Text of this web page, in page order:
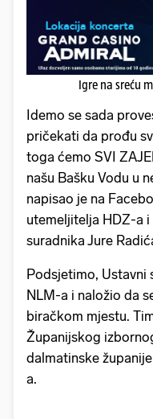
Igre na sreću
Idemo se sada
pričekati da prođu
toga ćemo SVI
našu Bašku Vodu u
napisao je na
utemeljitelja HDZ-a
suradnika Jure
Podsjetimo, Ustavni
NLM-a i naložio da
biračkom mjestu.
Županijskog
dalmatinske
a.